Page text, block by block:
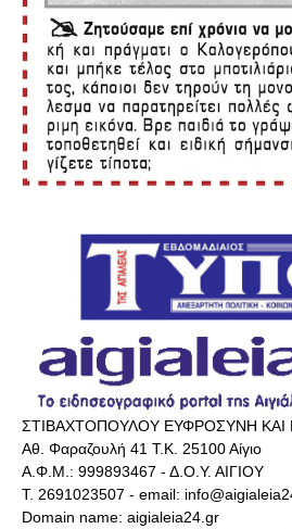
ΣΤΙΒΑΧΤΟΠΟΥΛΟΥ ΕΥΦΡΟΣΥΝΗ ΚΑΙ
Αθ. Φαραζουλή 41 Τ.Κ. 25100 Αίγιο
Α.Φ.Μ.: 999893467 - Δ.Ο.Υ. ΑΙΓΙΟΥ
Τ. 2691023507 - email:
Domain name: aigialeia24.gr